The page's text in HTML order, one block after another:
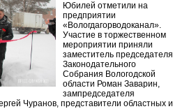
Юбилей отметили на
предприятии
«Вологдагорводоканал».
Участие в торжественном
мероприятии приняли
заместитель председателя
Законодательного
Собрания Вологодской
области Роман Заварин,
зампредседателя
Чуранов, представители областных и